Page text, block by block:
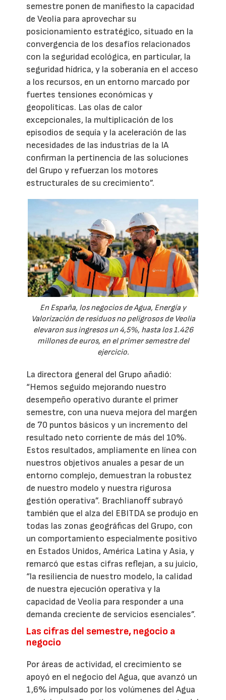
semestre ponen de manifiesto la capacidad
de Veolia para aprovechar su
posicionamiento estratégico, situado en la
convergencia de los desafíos relacionados
con la seguridad ecológica, en particular, la
seguridad hídrica, y la soberanía en el acceso
a los recursos, en un entorno marcado por
fuertes tensiones económicas y
geopolíticas. Las olas de calor
excepcionales, la multiplicación de los
episodios de sequía y la aceleración de las
necesidades de las industrias de la IA
confirman la pertinencia de las soluciones
del Grupo y refuerzan los motores
estructurales de su crecimiento”.
En España, los negocios de Agua, Energía y
Valorización de residuos no peligrosos de Veolia
elevaron sus ingresos un 4,5%, hasta los 1.426
millones de euros, en el primer semestre del
ejercicio.
La directora general del Grupo añadió:
“Hemos seguido mejorando nuestro
desempeño operativo durante el primer
semestre, con una nueva mejora del margen
de 70 puntos básicos y un incremento del
resultado neto corriente de más del 10%.
Estos resultados, ampliamente en línea con
nuestros objetivos anuales a pesar de un
entorno complejo, demuestran la robustez
de nuestro modelo y nuestra rigurosa
gestión operativa”. Brachlianoff subrayó
también que el alza del EBITDA se produjo en
todas las zonas geográficas del Grupo, con
un comportamiento especialmente positivo
en Estados Unidos, América Latina y Asia, y
remarcó que estas cifras reflejan, a su juicio,
“la resiliencia de nuestro modelo, la calidad
de nuestra ejecución operativa y la
capacidad de Veolia para responder a una
demanda creciente de servicios esenciales”.
Las cifras del semestre, negocio a
negocio
Por áreas de actividad, el crecimiento se
apoyó en el negocio del Agua, que avanzó un
1,6% impulsado por los volúmenes del Agua